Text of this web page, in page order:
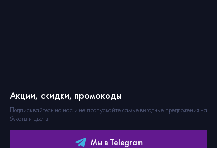
Акции, скидки, промокоды
Подписывайтесь на нас и не пропускайте самые выгодные предложения на
букеты и цветы
Мы в Telegram